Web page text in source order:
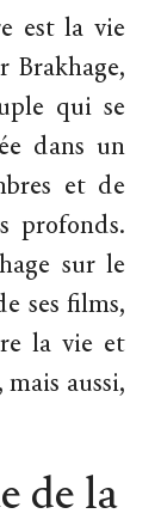
est la vie
Brakhage,
qui se
dans un
et de
profonds.
sur le
ses films,
la vie et
mais aussi,
de la